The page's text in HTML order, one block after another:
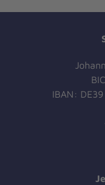
Social Social
IBAN: